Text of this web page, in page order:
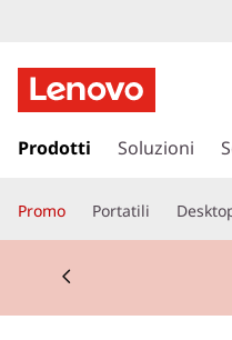
e
n
o
v
I
a
a
a
n
Prodotti Soluzioni
Promo Portatili
Currently displaying